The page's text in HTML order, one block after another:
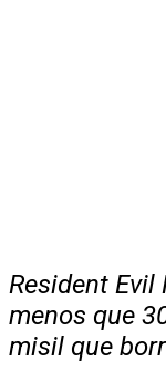
Resident Evil
menos que
misil que